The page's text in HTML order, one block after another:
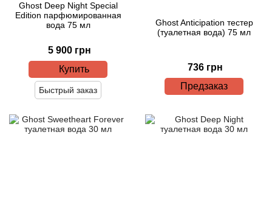
Ghost Deep Night Special
Edition парфюмированная
вода 75 мл
5 900 грн
Купить
Быстрый заказ
Ghost Anticipation тестер
(туалетная вода) 75 мл
736 грн
Предзаказ